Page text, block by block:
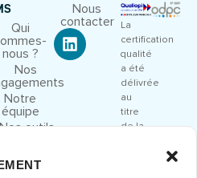
Qui
nous ?
Nos
Notre
équipe
Nos outils
Nous
Nous
contacter
La
certification
qualité
a été
délivrée
au
titre
de la